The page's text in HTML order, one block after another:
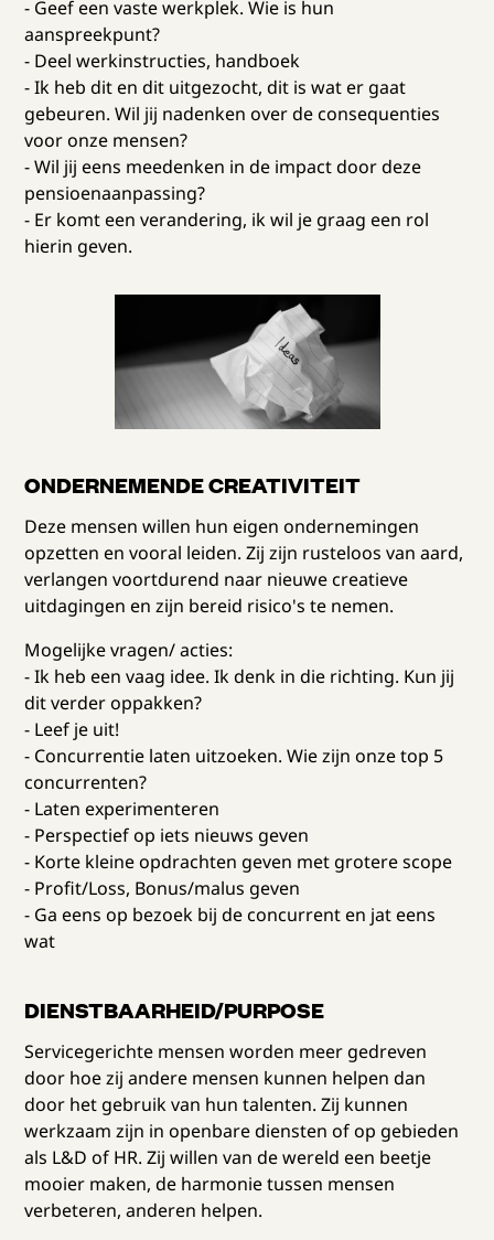
- Geef een vaste werkplek. Wie is hun
aanspreekpunt?
- Deel werkinstructies, handboek
- Ik heb dit en dit uitgezocht, dit is wat er gaat
gebeuren. Wil jij nadenken over de consequenties
voor onze mensen?
- Wil jij eens meedenken in de impact door deze
pensioenaanpassing?
- Er komt een verandering, ik wil je graag een rol
hierin geven.
ONDERNEMENDE CREATIVITEIT
Deze mensen willen hun eigen ondernemingen
opzetten en vooral leiden. Zij zijn rusteloos van aard,
verlangen voortdurend naar nieuwe creatieve
uitdagingen en zijn bereid risico's te nemen.
Mogelijke vragen/ acties:
- Ik heb een vaag idee. Ik denk in die richting. Kun jij
dit verder oppakken?
- Leef je uit!
- Concurrentie laten uitzoeken. Wie zijn onze top 5
concurrenten?
- Laten experimenteren
- Perspectief op iets nieuws geven
- Korte kleine opdrachten geven met grotere scope
- Profit/Loss, Bonus/malus geven
- Ga eens op bezoek bij de concurrent en jat eens
wat
DIENSTBAARHEID/PURPOSE
Servicegerichte mensen worden meer gedreven
door hoe zij andere mensen kunnen helpen dan
door het gebruik van hun talenten. Zij kunnen
werkzaam zijn in openbare diensten of op gebieden
als L&D of HR. Zij willen van de wereld een beetje
mooier maken, de harmonie tussen mensen
verbeteren, anderen helpen.